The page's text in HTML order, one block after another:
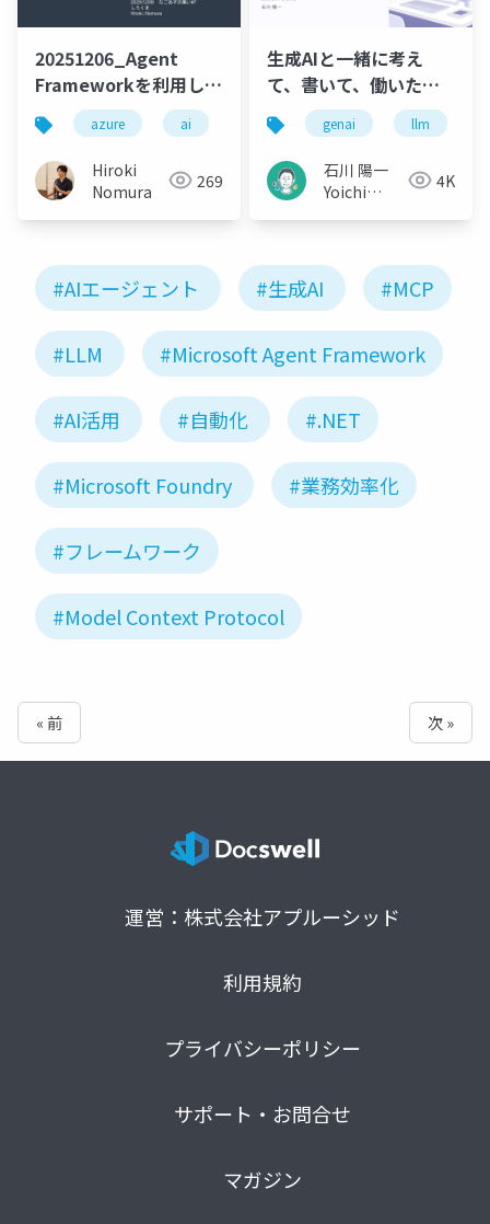
20251206_Agent
Frameworkを利用し
た、Foundry Localと
Microsoft Foundryの
ハイブリッドエージェ
ント
azure ai
Hiroki
Nomura
269
生成AIと一緒に考え
て、書いて、働いた
2025年genai llm
石川 陽一
Yoichi
4K
#AIエージェント #生成AI #MCP
#LLM #Microsoft Agent Framework
#AI活用 #自動化 #.NET
#Microsoft Foundry #業務効率化
#フレームワーク
#Model Context Protocol
« 前 次 »
運営：株式会社アプルーシッド
利用規約
プライバシーポリシー
サポート・お問合せ
マガジン